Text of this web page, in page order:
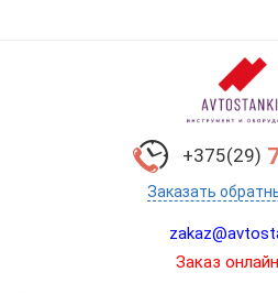
+375(29)
Заказать
Заказ